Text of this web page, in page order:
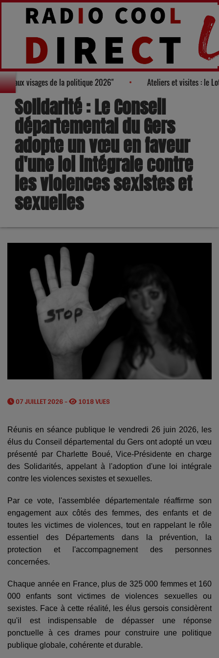
des "100 nouveaux visages de la politique 2026" Ateliers
Solidarité : Le Conseil
départemental du Gers
adopte un vœu en faveur
d'une loi intégrale contre
les violences sexistes et
sexuelles
07 JUILLET 2026 - 1018 VUES
Réunis en séance publique le vendredi 26 juin 2026, les
élus du Conseil départemental du Gers ont adopté un vœu
présenté par Charlette Boué, Vice-Présidente en charge
des Solidarités, appelant à l'adoption d'une loi intégrale
contre les violences sexistes et sexuelles.
Par ce vote, l'assemblée départementale réaffirme son
engagement aux côtés des femmes, des enfants et de
toutes les victimes de violences, tout en rappelant le rôle
essentiel des Départements dans la prévention, la
protection et l'accompagnement des personnes
concernées.
Chaque année en France, plus de 325 000 femmes et 160
000 enfants sont victimes de violences sexuelles ou
sexistes. Face à cette réalité, les élus gersois considèrent
qu'il est indispensable de dépasser une réponse
ponctuelle à ces drames pour construire une politique
publique globale, cohérente et durable.